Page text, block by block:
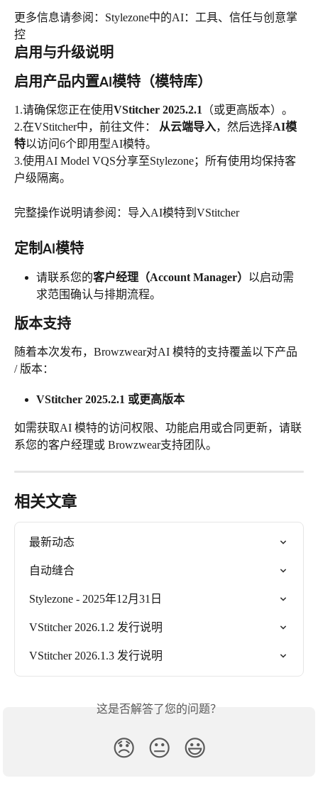
更多信息请参阅：Stylezone中的AI：工具、信任与创意掌
控
启用与升级说明
启用产品内置AI模特（模特库）
1.请确保您正在使用VStitcher 2025.2.1
（或更高版本）。
2.在VStitcher中，前往文件：
从云端导入，然后选择AI模
特以访问6个即用型AI模特。
3.使用AI Model VQS分享至Stylezone；所有使用均保持客
户级隔离。
完整操作说明请参阅：导入AI模特到VStitcher
定制AI模特
请联系您的客户经理（Account Manager） 以启动需
求范围确认与排期流程。
版本支持
随着本次发布，Browzwear对AI 模特的支持覆盖以下产品
/ 版本：
VStitcher 2025.2.1 或更高版本
如需获取AI 模特的访问权限、功能启用或合同更新，请联
系您的客户经理或 Browzwear支持团队。
相关文章
最新动态
自动缝合
Stylezone - 2025年12月31日
VStitcher 2026.1.2 发行说明
VStitcher 2026.1.3 发行说明
这是否解答了您的问题？
😞 😐 😃